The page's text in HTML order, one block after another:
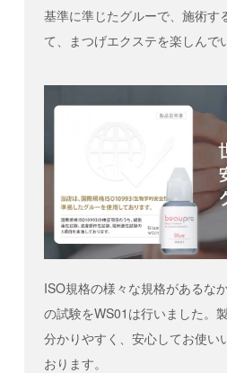
基準に準じたグルーで、施術す
て、まつげエクステを楽しんで
ISO規格の様々な規格があるな
の試験をWS01は行いました。
分かりやすく、安心してお使い
おります。